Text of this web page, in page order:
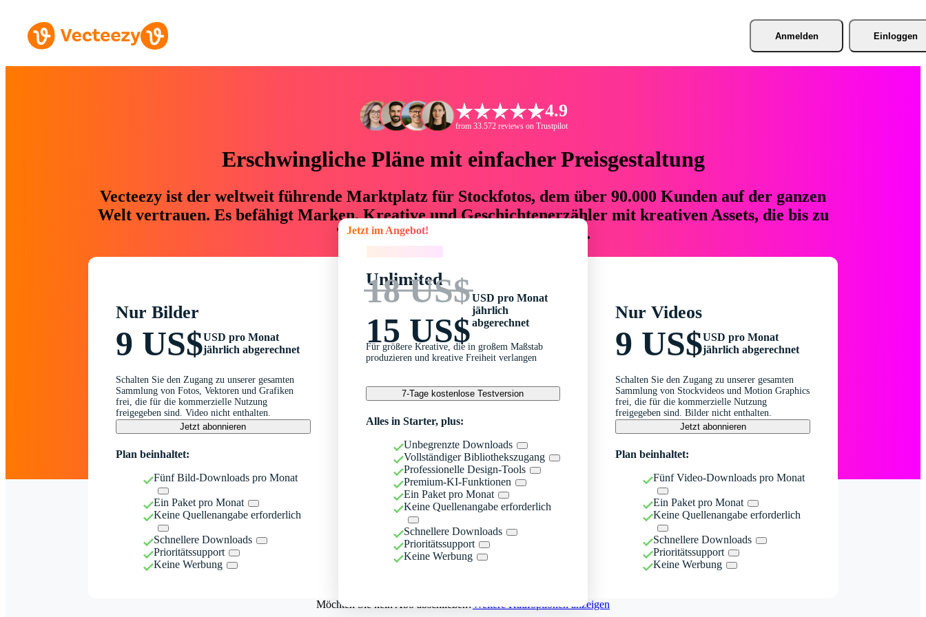
Anmelden Einloggen
4.9
from 33.572 reviews on Trustpilot
Erschwingliche Pläne mit einfacher Preisgestaltung
Vecteezy ist der weltweit führende Marktplatz für Stockfotos, dem über 90.000 Kunden auf der ganzen
Welt vertrauen. Es befähigt Marken, Kreative und Geschichtenerzähler mit kreativen Assets, die bis zu
76 % an Zeit und Budget einsparen.
Nur Bilder
9 US$USD pro Monat
jährlich abgerechnet
Schalten Sie den Zugang zu unserer gesamten
Sammlung von Fotos, Vektoren und Grafiken
frei, die für die kommerzielle Nutzung
freigegeben sind. Video nicht enthalten.
Jetzt abonnieren
Plan beinhaltet:
Fünf Bild-Downloads pro Monat
Ein Paket pro Monat
Keine Quellenangabe erforderlich
Schnellere Downloads
Prioritätssupport
Keine Werbung
Jetzt im Angebot!
Unlimited
18 US$
15 US$
USD pro Monat
jährlich
abgerechnet
Für größere Kreative, die in großem Maßstab
produzieren und kreative Freiheit verlangen
7-Tage kostenlose Testversion
Alles in Starter, plus:
Unbegrenzte Downloads
Vollständiger Bibliothekszugang
Professionelle Design-Tools
Premium-KI-Funktionen
Ein Paket pro Monat
Keine Quellenangabe erforderlich
Schnellere Downloads
Prioritätssupport
Keine Werbung
Nur Videos
9 US$USD pro Monat
jährlich abgerechnet
Schalten Sie den Zugang zu unserer gesamten
Sammlung von Stockvideos und Motion Graphics
frei, die für die kommerzielle Nutzung
freigegeben sind. Bilder nicht enthalten.
Jetzt abonnieren
Plan beinhaltet:
Fünf Video-Downloads pro Monat
Ein Paket pro Monat
Keine Quellenangabe erforderlich
Schnellere Downloads
Prioritätssupport
Keine Werbung
Möchten Sie kein Abo abschließen?Weitere Kaufoptionen anzeigen